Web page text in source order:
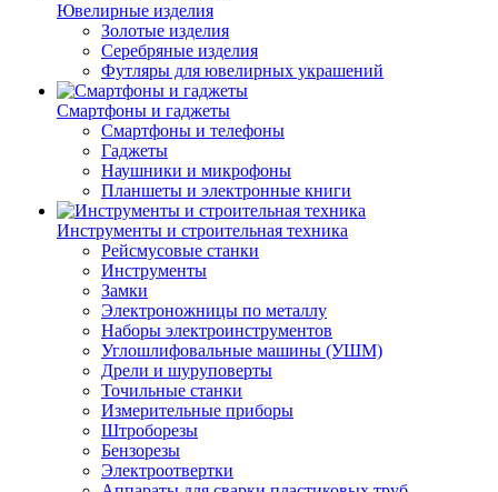
Ювелирные изделия
Золотые изделия
Серебряные изделия
Футляры для ювелирных украшений
Смартфоны и гаджеты
Смартфоны и телефоны
Гаджеты
Наушники и микрофоны
Планшеты и электронные книги
Инструменты и строительная техника
Рейсмусовые станки
Инструменты
Замки
Электроножницы по металлу
Наборы электроинструментов
Углошлифовальные машины (УШМ)
Дрели и шуруповерты
Точильные станки
Измерительные приборы
Штроборезы
Бензорезы
Электроотвертки